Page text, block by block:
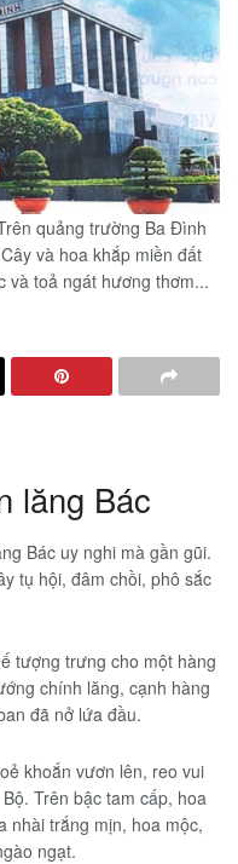
quảng trường Ba Đình
và hoa khắp miền đất
và toả ngát hương thơm...
lăng Bác
Bác uy nghi mà gần gũi.
tụ hội, đâm chồi, phô sắc
tượng trưng cho một hàng
chính lăng, cạnh hàng
đã nở lứa đầu.
khoắn vươn lên, reo vui
Trên bậc tam cấp, hoa
nhài trắng mịn, hoa mộc,
ngạt.